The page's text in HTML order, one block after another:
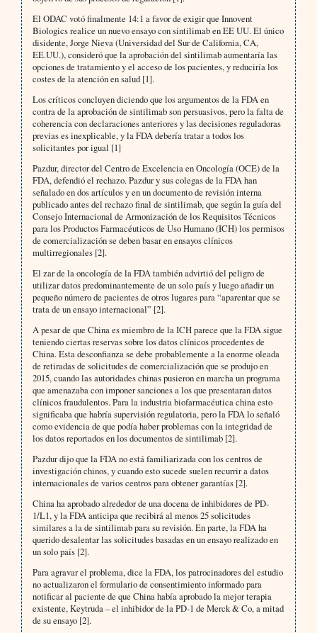
El ODAC votó finalmente 14:1 a favor de exigir que Innovent
Biologics realice un nuevo ensayo con sintilimab en EE UU. El único
disidente, Jorge Nieva (Universidad del Sur de California, CA,
EE.UU.), consideró que la aprobación del sintilimab aumentaría las
opciones de tratamiento y el acceso de los pacientes, y reduciría los
costes de la atención en salud [1].
Los críticos concluyen diciendo que los argumentos de la FDA en
contra de la aprobación de sintilimab son persuasivos, pero la falta de
coherencia con declaraciones anteriores y las decisiones reguladoras
previas es inexplicable, y la FDA debería tratar a todos los
solicitantes por igual [1]
Pazdur, director del Centro de Excelencia en Oncología (OCE) de la
FDA, defendió el rechazo. Pazdur y sus colegas de la FDA han
señalado en dos artículos y en un documento de revisión interna
publicado antes del rechazo final de sintilimab, que según la guía del
Consejo Internacional de Armonización de los Requisitos Técnicos
para los Productos Farmacéuticos de Uso Humano (ICH) los permisos
de comercialización se deben basar en ensayos clínicos
multirregionales [2].
El zar de la oncología de la FDA también advirtió del peligro de
utilizar datos predominantemente de un solo país y luego añadir un
pequeño número de pacientes de otros lugares para “aparentar que se
trata de un ensayo internacional” [2].
A pesar de que China es miembro de la ICH parece que la FDA sigue
teniendo ciertas reservas sobre los datos clínicos procedentes de
China. Esta desconfianza se debe probablemente a la enorme oleada
de retiradas de solicitudes de comercialización que se produjo en
2015, cuando las autoridades chinas pusieron en marcha un programa
que amenazaba con imponer sanciones a los que presentaran datos
clínicos fraudulentos. Para la industria biofarmacéutica china esto
significaba que habría supervisión regulatoria, pero la FDA lo señaló
como evidencia de que podía haber problemas con la integridad de
los datos reportados en los documentos de sintilimab [2].
Pazdur dijo que la FDA no está familiarizada con los centros de
investigación chinos, y cuando esto sucede suelen recurrir a datos
internacionales de varios centros para obtener garantías [2].
China ha aprobado alrededor de una docena de inhibidores de PD-
1/L1, y la FDA anticipa que recibirá al menos 25 solicitudes
similares a la de sintilimab para su revisión. En parte, la FDA ha
querido desalentar las solicitudes basadas en un ensayo realizado en
un solo país [2].
Para agravar el problema, dice la FDA, los patrocinadores del estudio
no actualizaron el formulario de consentimiento informado para
notificar al paciente de que China había aprobado la mejor terapia
existente, Keytruda – el inhibidor de la PD-1 de Merck & Co, a mitad
de su ensayo [2].